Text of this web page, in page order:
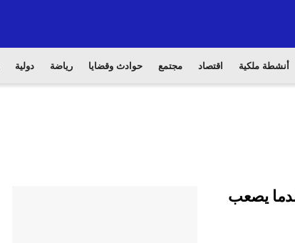
أنشطة ملكية اقتصاد مجتمع حوادث وقضايا رياضة دولية
يصعب